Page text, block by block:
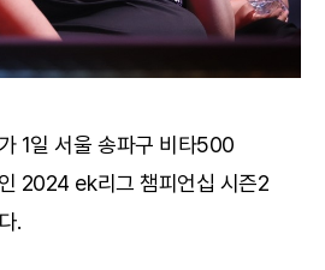
1일 서울 송파구 비타500
2024 ek리그 챔피언십 시즌2
.